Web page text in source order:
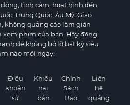
tình cảm, hoạt hình đến
Trung Quốc, Âu Mỹ. Giao
không quảng cáo làm gián
phim của bạn. Hãy đồng
để không bỏ lỡ bất kỳ siêu
nào mỗi ngày!
Điều
khoản
sử
Khiếu
nại
bản
Chính
Sách
Bảo
Liên
hệ
quảng